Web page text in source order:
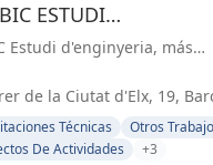
ESTUDI
S.L.
Estudi d'enginyeria, más
e Ingeniería con
de la Ciutat d'Elx, 19,
España
Técnicas
Otros
De Actividades
+3